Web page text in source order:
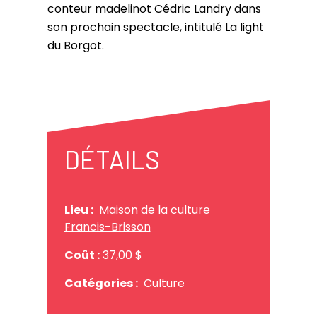
conteur madelinot Cédric Landry dans
son prochain spectacle, intitulé La light
du Borgot.
DÉTAILS
Lieu : Maison de la culture
Francis-Brisson
Coût :37,00 $
Catégories : Culture